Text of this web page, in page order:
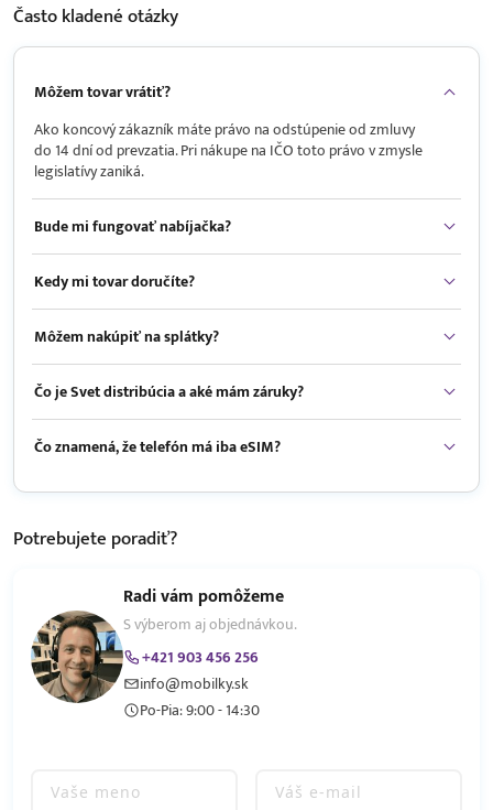
Často kladenéotázky
Môžem tovar vrátiť?
Ako koncový zákazník máte právo na odstúpenie od zmluvy
do 14 dní od prevzatia. Pri nákupe na IČO toto právo v zmysle
legislatívy zaniká.
Bude mi fungovať nabíjačka?
Kedy mi tovar doručíte?
Môžem nakúpiť na splátky?
Čo je Svet distribúcia a aké mám záruky?
Čo znamená, že telefón má iba eSIM?
Potrebujete poradiť?
Radi vám pomôžeme
S výberom aj objednávkou.
+421 903 456 256
info@mobilky.sk
Po-Pia: 9:00 - 14:30